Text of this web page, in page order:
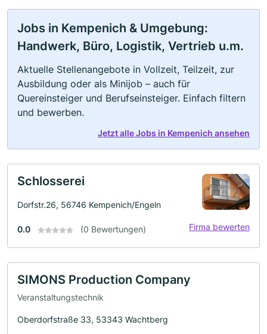
Jobs in Kempenich & Umgebung:
Handwerk, Büro, Logistik, Vertrieb u.m.
Aktuelle Stellenangebote in Vollzeit, Teilzeit, zur
Ausbildung oder als Minijob – auch für
Quereinsteiger und Berufseinsteiger. Einfach filtern
und bewerben.
Jetzt alle Jobs in Kempenich ansehen
Schlosserei
Dorfstr.26, 56746 Kempenich/Engeln
0.0 (0 Bewertungen) Firma bewerten
SIMONS Production Company
Veranstaltungstechnik
Oberdorfstraße 33, 53343 Wachtberg